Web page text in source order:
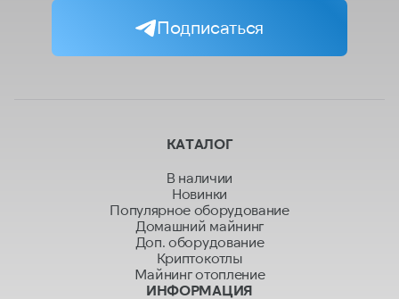
Подписаться
КАТАЛОГ
В наличии
Новинки
Популярное оборудование
Домашний майнинг
Доп. оборудование
Криптокотлы
Майнинг отопление
ИНФОРМАЦИЯ